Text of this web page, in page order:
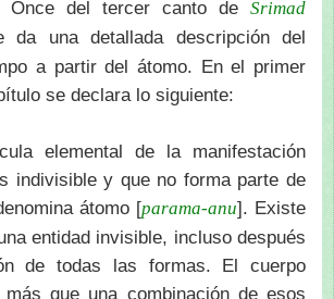
Once del tercer canto de Srimad
da una detallada descripción del
a partir del átomo. En el primer
se declara lo siguiente:
elemental de la manifestación
indivisible y que no forma parte de
átomo [parama-anu]. Existe
entidad invisible, incluso después
de todas las formas. El cuerpo
que una combinación de esos